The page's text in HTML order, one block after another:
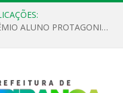
REGULAMENTO OFICIAL DO PRÊMIO ALUNO PROTAGONISTA – EDIÇÃO 2026